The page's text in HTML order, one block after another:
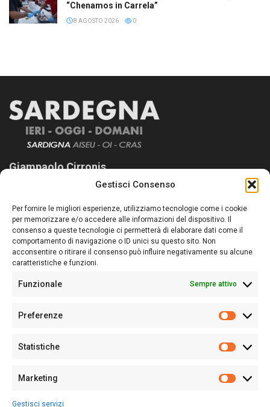
Gestisci Consenso
Per fornire le migliori esperienze, utilizziamo tecnologie come i cookie
per memorizzare e/o accedere alle informazioni del dispositivo. Il
consenso a queste tecnologie ci permetterà di elaborare dati come il
comportamento di navigazione o ID unici su questo sito. Non
acconsentire o ritirare il consenso può influire negativamente su alcune
caratteristiche e funzioni.
Funzionale Sempre attivo
Preferenze
Statistiche
Marketing
Gestisci servizi
“Chenamos in Carrela”
8 AGOSTO 2026 0
Giampaolo Cirronis
Sardegna Ieri-Oggi-Domani nasce per informare “liberamente” i
lettori su quanto accade in Sardegna, con un occhio rivolto al
nostro passato e, soprattutto, al nostro futuro
Follow Us
Sede:Via Cristoforo Colombo 09013 Carbonia
Partita IVA02270380922
128/2020 del 10/02/2020